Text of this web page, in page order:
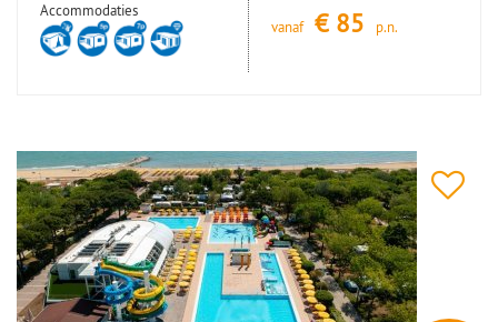
Accommodaties
vanaf
€ 85 p.n.